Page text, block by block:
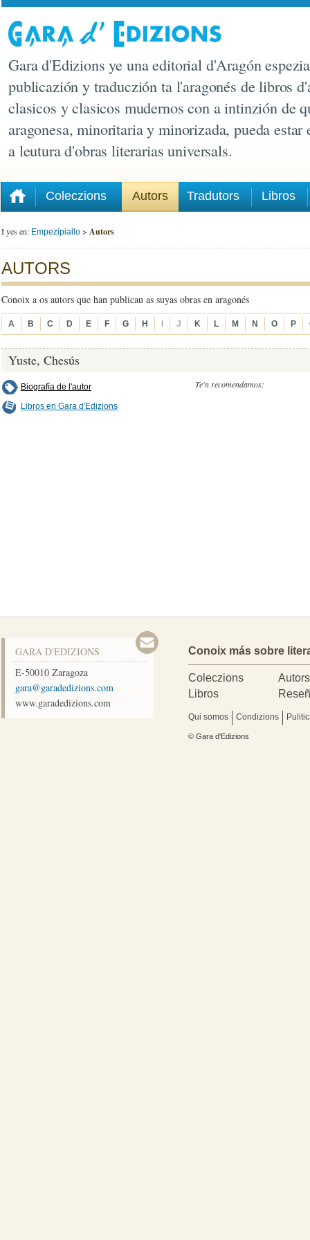
Gara d'Edizions ye una editorial d'Aragón
publicazión y traduczión ta l'aragonés de libros
clasicos y clasicos mudernos con a intinzión de
aragonesa, minoritaria y minorizada, pueda estar
a leutura d'obras literarias universals.
Coleczions Autors Tradutors Libros
I yes en: Empezipiallo > Autors
AUTORS
Conoix a os autors que han publicau as suyas obras en aragonés
A B C D E F G H I J K L M N O P
Yuste, Chesús
Biografía de l'autor
Libros en Gara d'Edizions
Te'n recomendamos:
GARA D'EDIZIONS
E-50010 Zaragoza
moc.snoizidedarag@arag
www.garadedizions.com
Conoix más sobre
Coleczions
Autors
Libros
Qui somos Condizions
© Gara d'Edizions